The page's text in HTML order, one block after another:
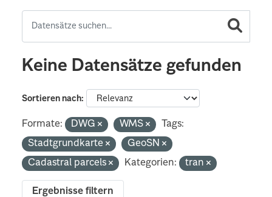
Keine Datensätze gefunden
Sortieren nach
Formate: DWG WMS
Tags:
Stadtgrundkarte
GeoSN
Cadastral parcels
Kategorien: tran
Ergebnisse filtern